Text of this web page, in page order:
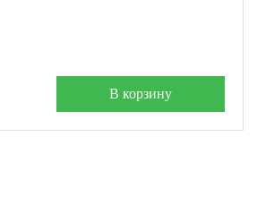
В корзину